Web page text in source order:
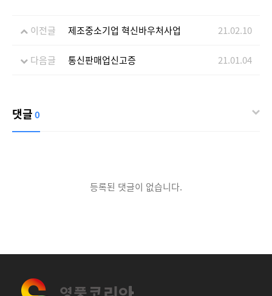
이전글 제조중소기업 혁신바우처사업 21.02.10
다음글 통신판매업신고증 21.01.04
댓글0
등록된 댓글이 없습니다.